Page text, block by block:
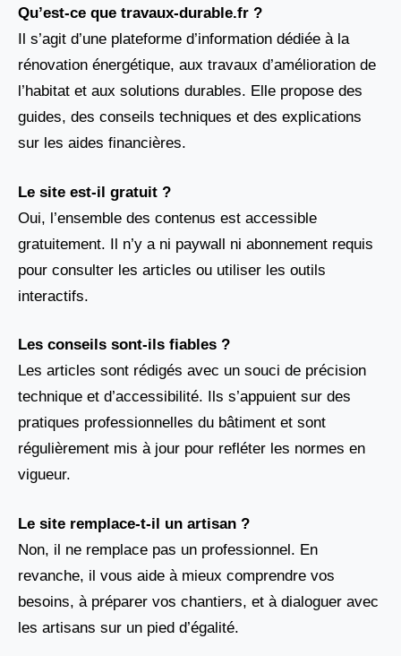
Qu’est-ce que travaux-durable.fr ?
Il s’agit d’une plateforme d’information dédiée à la
rénovation énergétique, aux travaux d’amélioration de
l’habitat et aux solutions durables. Elle propose des
guides, des conseils techniques et des explications
sur les aides financières.
Le site est-il gratuit ?
Oui, l’ensemble des contenus est accessible
gratuitement. Il n’y a ni paywall ni abonnement requis
pour consulter les articles ou utiliser les outils
interactifs.
Les conseils sont-ils fiables ?
Les articles sont rédigés avec un souci de précision
technique et d’accessibilité. Ils s’appuient sur des
pratiques professionnelles du bâtiment et sont
régulièrement mis à jour pour refléter les normes en
vigueur.
Le site remplace-t-il un artisan ?
Non, il ne remplace pas un professionnel. En
revanche, il vous aide à mieux comprendre vos
besoins, à préparer vos chantiers, et à dialoguer avec
les artisans sur un pied d’égalité.